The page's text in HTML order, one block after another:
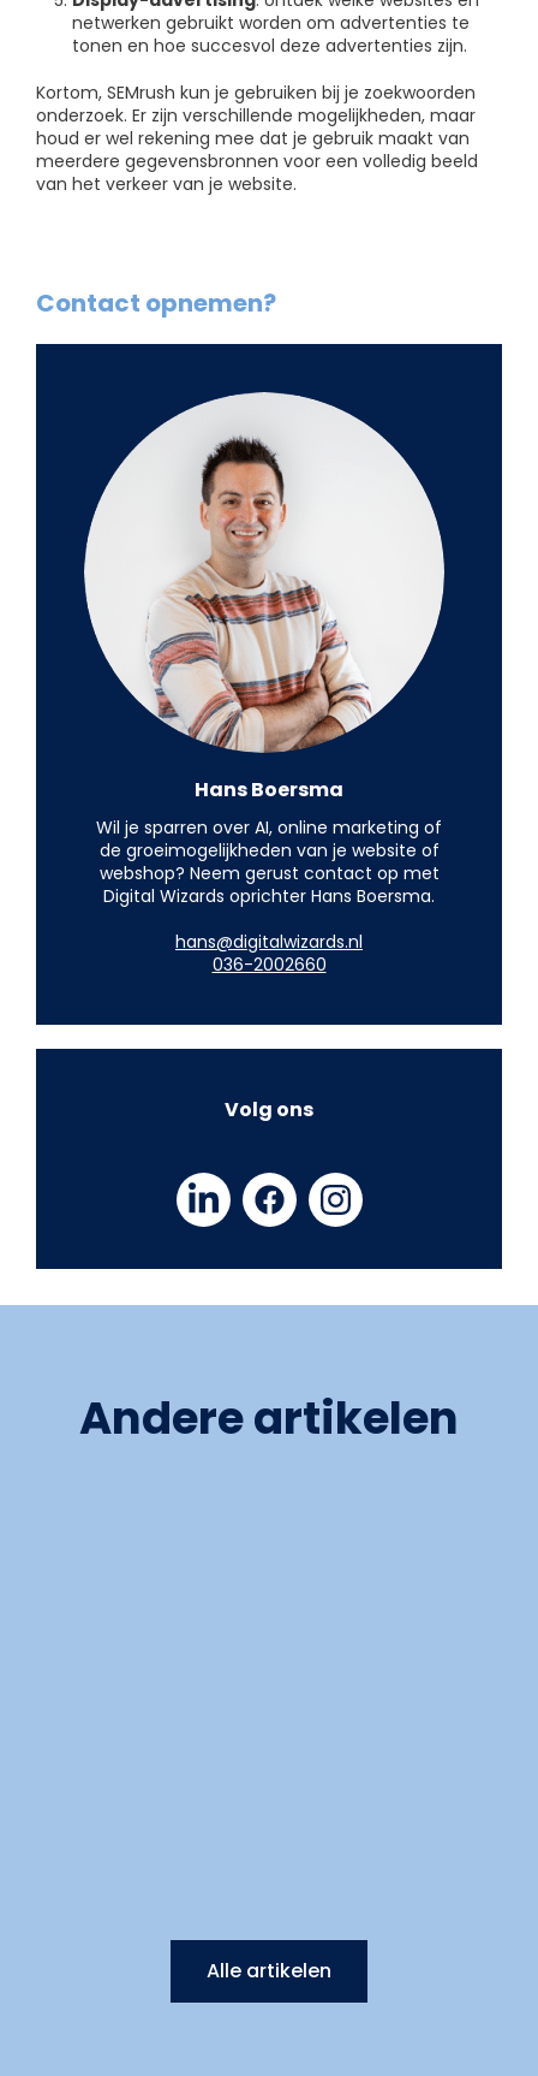
netwerken gebruikt worden om advertenties te
tonen en hoe succesvol deze advertenties zijn.
Kortom, SEMrush kun je gebruiken bij je zoekwoorden
onderzoek. Er zijn verschillende mogelijkheden, maar
houd er wel rekening mee dat je gebruik maakt van
meerdere gegevensbronnen voor een volledig beeld
van het verkeer van je website.
Contact opnemen?
Hans Boersma
Wil je sparren over AI, online marketing of
de groeimogelijkheden van je website of
webshop? Neem gerust contact op met
Digital Wizards oprichter Hans Boersma.
hans@digitalwizards.nl
036-2002660
Volg ons
Andere artikelen
Alle artikelen